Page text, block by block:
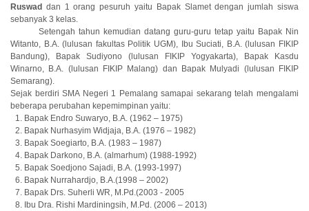
Ruswad dan 1 orang pesuruh yaitu Bapak Slamet dengan jumlah siswa
sebanyak 3 kelas.
Setengah tahun kemudian datang guru-guru tetap yaitu Bapak Nin
Witanto, B.A. (lulusan fakultas Politik UGM), Ibu Suciati, B.A. (lulusan FIKIP
Bandung), Bapak Sudiyono (lulusan FIKIP Yogyakarta), Bapak Kasdu
Winarno, B.A. (lulusan FIKIP Malang) dan Bapak Mulyadi (lulusan FIKIP
Semarang).
Sejak berdiri SMA Negeri 1 Pemalang samapai sekarang telah mengalami
beberapa perubahan kepemimpinan yaitu:
Bapak Endro Suwaryo, B.A. (1962 – 1975)
Bapak Nurhasyim Widjaja, B.A. (1976 – 1982)
Bapak Soegiarto, B.A. (1983 – 1987)
Bapak Darkono, B.A. (almarhum) (1988-1992)
Bapak Soedjono Sajadi, B.A. (1993-1997)
Bapak Nurrahardjo, B.A.(1998 – 2002)
Bapak Drs. Suherli WR, M.Pd.(2003 - 2005
Ibu Dra. Rishi Mardiningsih, M.Pd. (2006 – 2013)